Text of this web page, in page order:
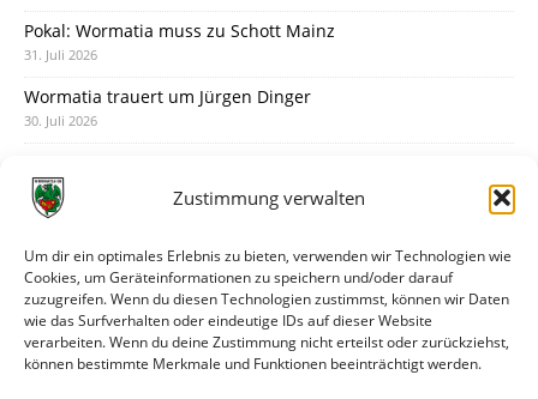
Zustimmung verwalten
Um dir ein optimales Erlebnis zu bieten, verwenden wir Technologien wie
Cookies, um Geräteinformationen zu speichern und/oder darauf
zuzugreifen. Wenn du diesen Technologien zustimmst, können wir Daten
wie das Surfverhalten oder eindeutige IDs auf dieser Website
verarbeiten. Wenn du deine Zustimmung nicht erteilst oder zurückziehst,
können bestimmte Merkmale und Funktionen beeinträchtigt werden.
Pokal: Wormatia muss zu Schott Mainz
31. Juli 2026
Wormatia trauert um Jürgen Dinger
30. Juli 2026
28. Juli 2026
28. Juli 2026
Neue Podcast-Folge: So tickt Björn!
27. Juli 2026
Eindrücke vom Stadionfest